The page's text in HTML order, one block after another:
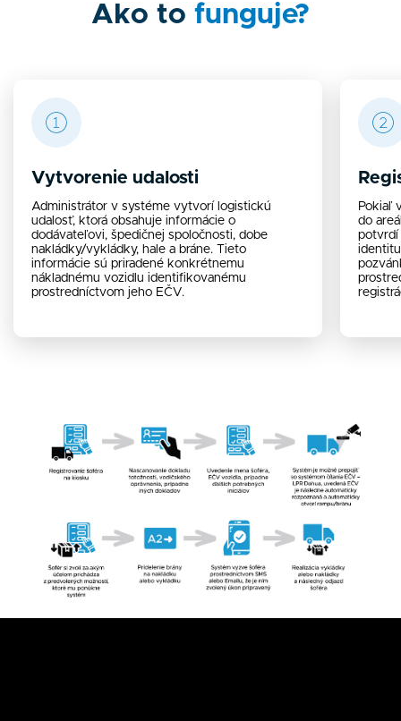
Ako to funguje?
Vytvorenie udalosti
Administrátor v systéme vytvorí logistickú
udalosť, ktorá obsahuje informácie o
dodávateľovi, špedičnej spoločnosti, dobe
nakládky/vykládky, hale a bráne. Tieto
informácie sú priradené konkrétnemu
nákladnému vozidlu identifikovanému
prostredníctvom jeho EČV.
Pokiaľ
do
potvrdí